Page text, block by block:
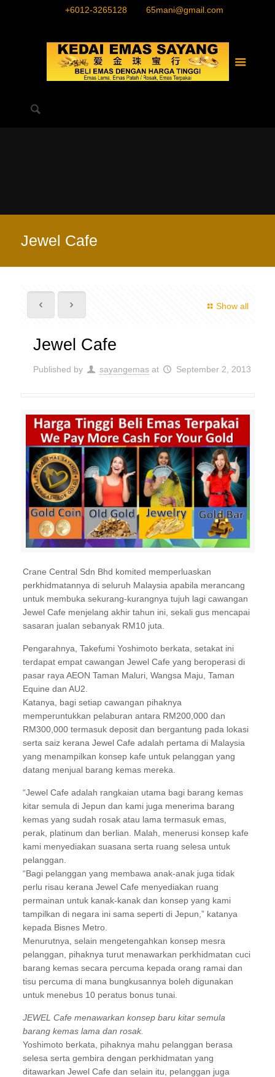
+6012-3265128 65mani@gmail.com
Jewel Cafe
Show all
Jewel Cafe
Published by sayangemas at September 2, 2013
Crane Central Sdn Bhd komited memperluaskan
perkhidmatannya di seluruh Malaysia apabila merancang
untuk membuka sekurang-kurangnya tujuh lagi cawangan
Jewel Cafe menjelang akhir tahun ini, sekali gus mencapai
sasaran jualan sebanyak RM10 juta.
Pengarahnya, Takefumi Yoshimoto berkata, setakat ini
terdapat empat cawangan Jewel Cafe yang beroperasi di
pasar raya AEON Taman Maluri, Wangsa Maju, Taman
Equine dan AU2.
Katanya, bagi setiap cawangan pihaknya
memperuntukkan pelaburan antara RM200,000 dan
RM300,000 termasuk deposit dan bergantung pada lokasi
serta saiz kerana Jewel Cafe adalah pertama di Malaysia
yang menampilkan konsep kafe untuk pelanggan yang
datang menjual barang kemas mereka.
“Jewel Cafe adalah rangkaian utama bagi barang kemas
kitar semula di Jepun dan kami juga menerima barang
kemas yang sudah rosak atau lama termasuk emas,
perak, platinum dan berlian. Malah, menerusi konsep kafe
kami menyediakan suasana serta ruang selesa untuk
pelanggan.
“Bagi pelanggan yang membawa anak-anak juga tidak
perlu risau kerana Jewel Cafe menyediakan ruang
permainan untuk kanak-kanak dan konsep yang kami
tampilkan di negara ini sama seperti di Jepun,” katanya
kepada Bisnes Metro.
Menurutnya, selain mengetengahkan konsep mesra
pelanggan, pihaknya turut menawarkan perkhidmatan cuci
barang kemas secara percuma kepada orang ramai dan
tisu percuma di mana bungkusannya boleh digunakan
untuk menebus 10 peratus bonus tunai.
JEWEL Cafe menawarkan konsep baru kitar semula
barang kemas lama dan rosak.
Yoshimoto berkata, pihaknya mahu pelanggan berasa
selesa serta gembira dengan perkhidmatan yang
ditawarkan Jewel Cafe dan selain itu, pelanggan juga